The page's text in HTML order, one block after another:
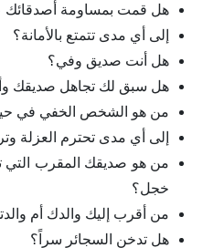
هل قمت بمساومة أصدقائك
إلى أي مدى تتمتع بالأمانة؟
هل أنت صديق وفي؟
هل سبق لك تجاهل صديقك
من هو الشخص الخفي في
إلى أي مدى تحترم العزلة
من هو صديقك المقرب
خجل؟
من أقرب إليك والدك أم
هل تدخن السجائر سراً؟